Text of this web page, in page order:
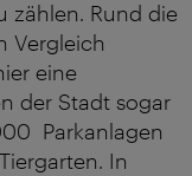
zählen. Rund die
Vergleich
eine
der Stadt sogar
Parkanlagen
In